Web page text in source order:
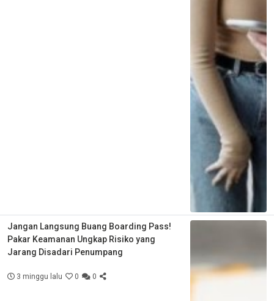
Jangan Langsung Buang Boarding Pass!
Pakar Keamanan Ungkap Risiko yang
Jarang Disadari Penumpang
3 minggu lalu 0 0